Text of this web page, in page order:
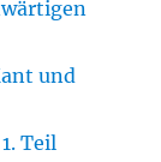
und
Teil